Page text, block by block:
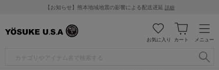
【お知らせ】熊本地域地震の影響による配送遅延 詳細
メニュー
カート
お気に入り